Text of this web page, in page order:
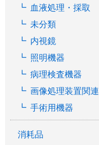
血液処理・採取
未分類
内視鏡
照明機器
病理検査機器
画像処理装置関連
手術用機器
消耗品